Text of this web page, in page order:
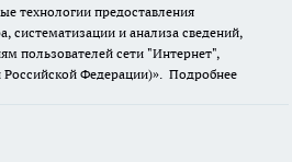
технологии предоставления
систематизации и анализа сведений,
пользователей сети "Интернет",
Федерации)». Подробнее